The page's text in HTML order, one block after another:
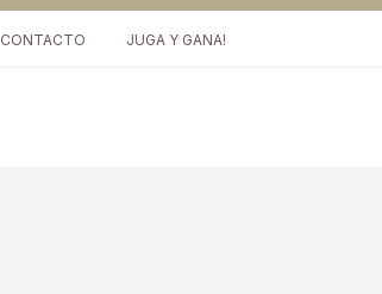
CONTACTO JUGA Y GANA!